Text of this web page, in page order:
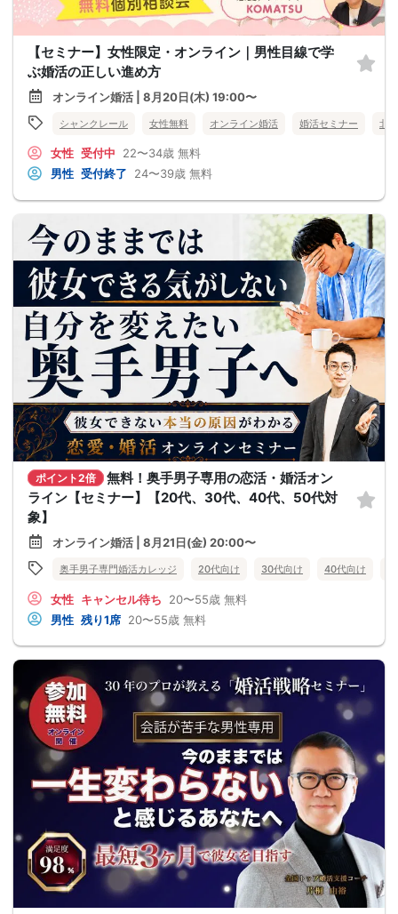
【セミナー】女性限定・オンライン｜男性目線で学
ぶ婚活の正しい進め方
オンライン婚活 | 8月20日(木) 19:00〜
シャンクレール 女性無料 オンライン婚活 婚活セミナー 北
女性 受付中 22〜34歳 無料
男性 受付終了 24〜39歳 無料
ポイント2倍
無料！奥手男子専用の恋活・婚活オン
ライン【セミナー】【20代、30代、40代、50代対
象】
オンライン婚活 | 8月21日(金) 20:00〜
奥手男子専門婚活カレッジ 20代向け 30代向け 40代向け
女性 キャンセル待ち 20〜55歳 無料
男性 残り1席 20〜55歳 無料